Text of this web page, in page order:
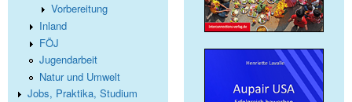
Vorbereitung
Inland
FÖJ
Jugendarbeit
Natur und Umwelt
Jobs, Praktika, Studium